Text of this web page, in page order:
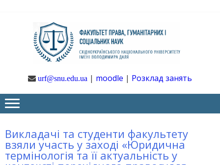
navigation
І
urf@snu.edu.ua | moodle | Розклад занять
Викладачі та студенти факультету
взяли участь у заході «Юридична
термінологія та її актуальність у